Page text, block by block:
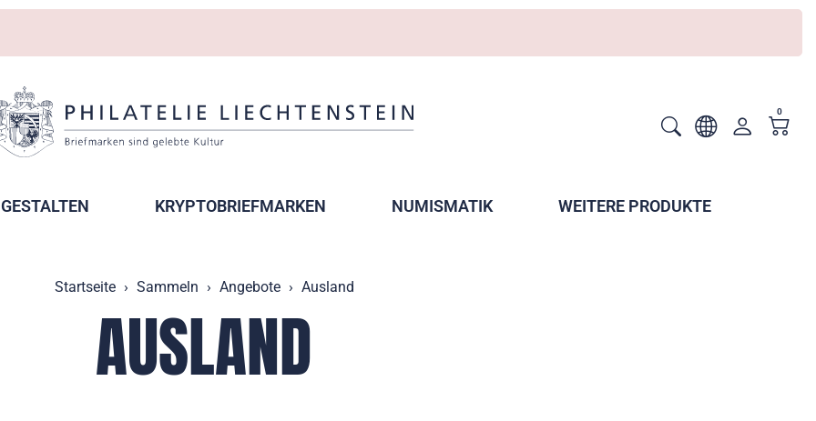
0
GESTALTEN KRYPTOBRIEFMARKEN NUMISMATIK WEITERE PRODUKTE
Startseite Sammeln Angebote Ausland
AUSLAND